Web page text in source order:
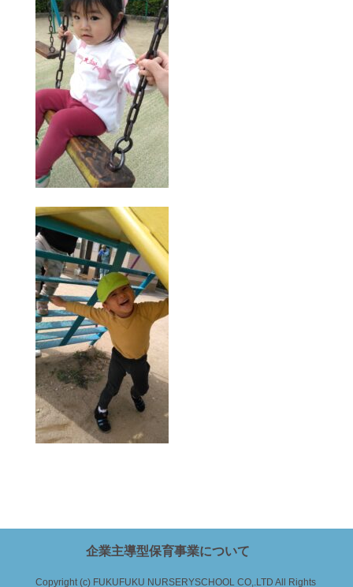
企業主導型保育事業について
Copyright (c) FUKUFUKU NURSERYSCHOOL CO,.LTD All Rights